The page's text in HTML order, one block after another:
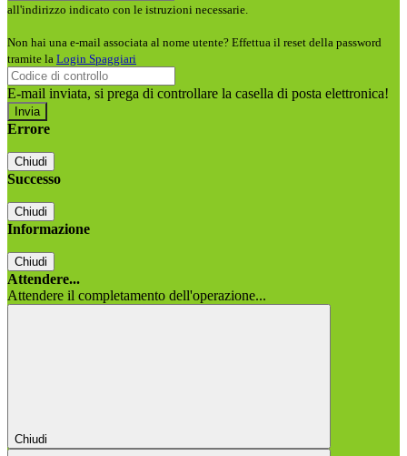
all'indirizzo indicato con le istruzioni necessarie.
Non hai una e-mail associata al nome utente? Effettua il reset della password
tramite la Login Spaggiari
E-mail inviata, si prega di controllare la casella di posta elettronica!
Errore
Chiudi
Successo
Chiudi
Informazione
Chiudi
Attendere...
Attendere il completamento dell'operazione...
Chiudi